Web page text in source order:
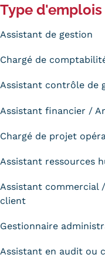
Type
Assistant de gestion
Chargé de
Assistant contrôle de
Assistant financier /
Chargé de projet
Assistant ressources
Assistant commercial
client
Gestionnaire
Assistant en audit ou